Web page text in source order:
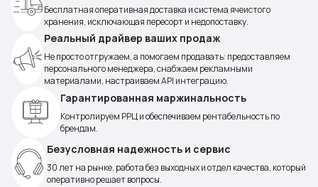
Бесплатная оперативная доставка и система ячеистого
хранения, исключающая пересорт и недопоставку.
Реальный драйвер ваших продаж
Не просто отгружаем, а помогаем продавать: предоставляем
персонального менеджера, снабжаем рекламными
материалами, настраиваем API интеграцию.
Гарантированная маржинальность
Контролируем РРЦ и обеспечиваем рентабельность по
брендам.
Безусловная надежность и сервис
30 лет на рынке, работа без выходных и отдел качества, который
оперативно решает вопросы.